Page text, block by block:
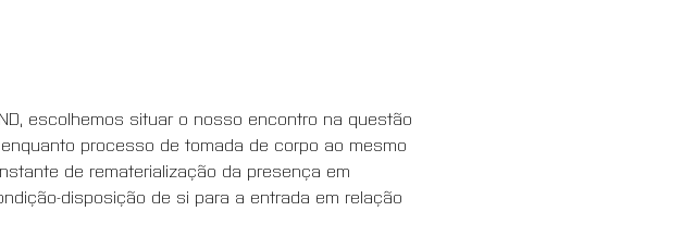
escolhemos situar o nosso encontro na questão
processo de tomada de corpo ao mesmo
de rematerialização da presença em
disposição de si para a entrada em relação